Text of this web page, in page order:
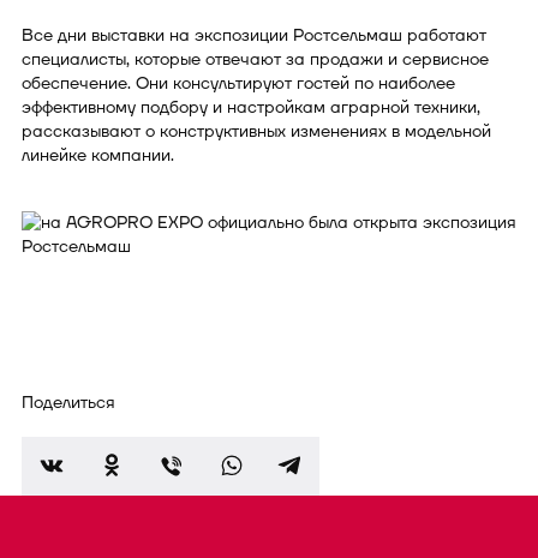
Все дни выставки на экспозиции Ростсельмаш работают
специалисты, которые отвечают за продажи и сервисное
обеспечение. Они консультируют гостей по наиболее
эффективному подбору и настройкам аграрной техники,
рассказывают о конструктивных изменениях в модельной
линейке компании.
Поделиться